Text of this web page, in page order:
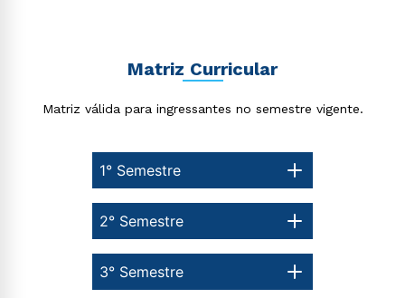
Matriz Curricular
Matriz válida para ingressantes no semestre vigente.
1° Semestre
3° Semestre
2° Semestre
envio de conteúdos da Cruzeiro do Sul.